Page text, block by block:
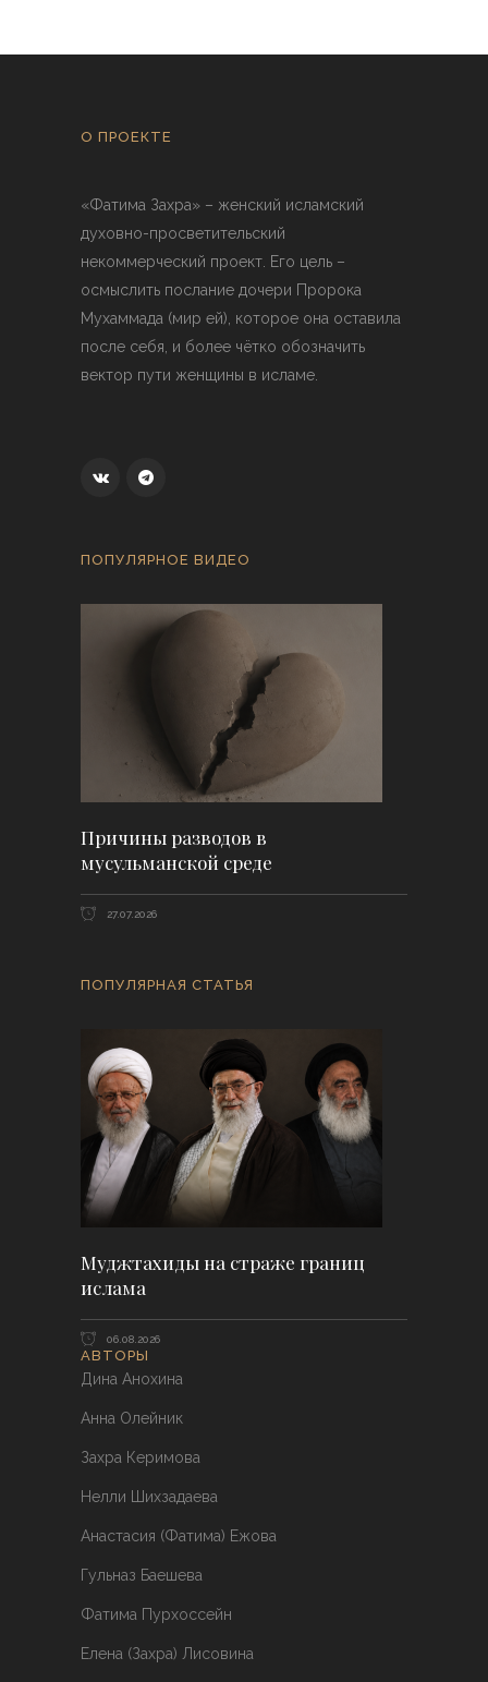
О ПРОЕКТЕ
«Фатима Захра» – женский исламский
духовно-просветительский
некоммерческий проект. Его цель –
осмыслить послание дочери Пророка
Мухаммада (мир ей), которое она оставила
после себя, и более чётко обозначить
вектор пути женщины в исламе.
ПОПУЛЯРНОЕ ВИДЕО
Причины разводов в
мусульманской среде
27.07.2026
ПОПУЛЯРНАЯ СТАТЬЯ
Муджтахиды на страже границ
ислама
06.08.2026
АВТОРЫ
Дина Анохина
Анна Олейник
Захра Керимова
Нелли Шихзадаева
Анастасия (Фатима) Ежова
Гульназ Баешева
Фатима Пурхоссейн
Елена (Захра) Лисовина